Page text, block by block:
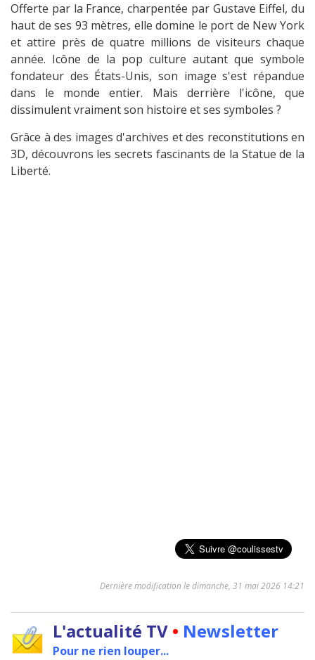
Offerte par la France, charpentée par Gustave Eiffel, du
haut de ses 93 mètres, elle domine le port de New York
et attire près de quatre millions de visiteurs chaque
année. Icône de la pop culture autant que symbole
fondateur des États-Unis, son image s'est répandue
dans le monde entier. Mais derrière l'icône, que
dissimulent vraiment son histoire et ses symboles ?
Grâce à des images d'archives et des reconstitutions en
3D, découvrons les secrets fascinants de la Statue de la
Liberté.
Dernière modification le dimanche, 31 mai 2026 14:21
L'actualité TV • Newsletter
Pour ne rien louper...